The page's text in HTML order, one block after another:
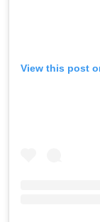
View this post